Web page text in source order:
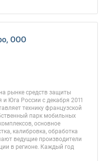
ООО
рынке средств защиты
и Юга России с декабря 2011
технику французской
парк мобильных
основное
калибровка, обработка
ведущие производители
в регионе. Каждый год